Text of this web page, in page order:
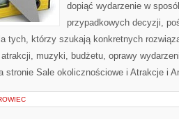
dopiąć wydarzenie w
przypadkowych decyzji,
tych, którzy szukają konkretnych
muzyki, budżetu, oprawy
stronie Sale okolicznościowe i Atrakcje i